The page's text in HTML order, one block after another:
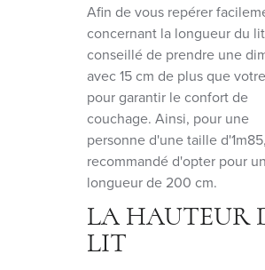
Afin de vous repérer
concernant la longueur du
conseillé de prendre une
avec 15 cm de plus que
pour garantir le confort de
couchage. Ainsi, pour une
personne d'une taille
recommandé d'opter pour
longueur de 200 cm.
LA HAUTEUR
LIT